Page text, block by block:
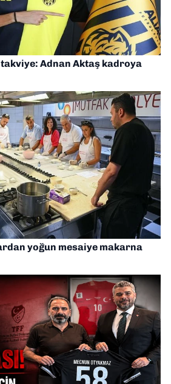
takviye: Adnan Aktaş kadroya
yoğun mesaiye makarna